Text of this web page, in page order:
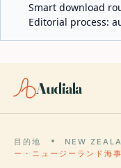
Smart download
Editorial process:
Audiala
目的地 NEW
ー・ニュージーランド海